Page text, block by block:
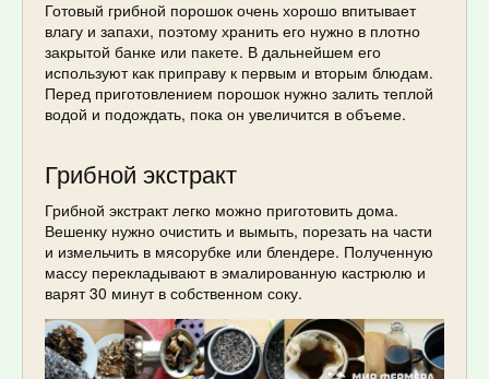
Готовый грибной порошок очень хорошо впитывает
влагу и запахи, поэтому хранить его нужно в плотно
закрытой банке или пакете. В дальнейшем его
используют как приправу к первым и вторым блюдам.
Перед приготовлением порошок нужно залить теплой
водой и подождать, пока он увеличится в объеме.
Грибной экстракт
Грибной экстракт легко можно приготовить дома.
Вешенку нужно очистить и вымыть, порезать на части
и измельчить в мясорубке или блендере. Полученную
массу перекладывают в эмалированную кастрюлю и
варят 30 минут в собственном соку.